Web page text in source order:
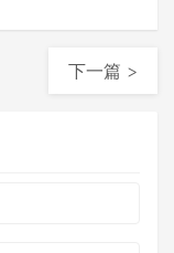
下一篇 >